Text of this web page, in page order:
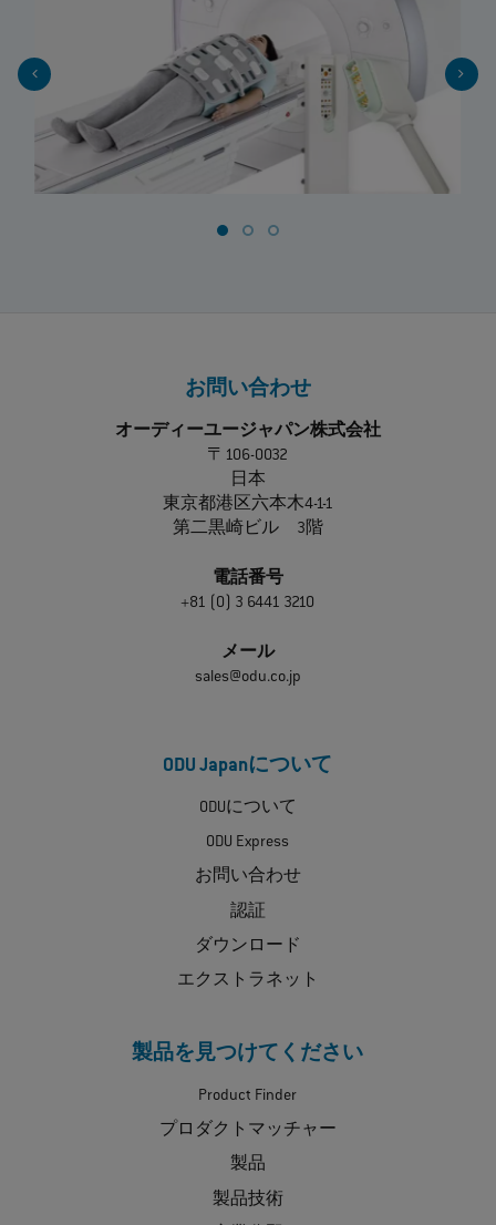
お問い合わせ
オーディーユージャパン株式会社
〒106-0032
日本
東京都港区六本木4-1-1
第二黒崎ビル 3階
電話番号
+81 (0) 3 6441 3210
メール
sales@odu.co.jp
ODU Japanについて
ODUについて
ODU Express
お問い合わせ
認証
ダウンロード
エクストラネット
製品を見つけてください
Product Finder
プロダクトマッチャー
製品
製品技術